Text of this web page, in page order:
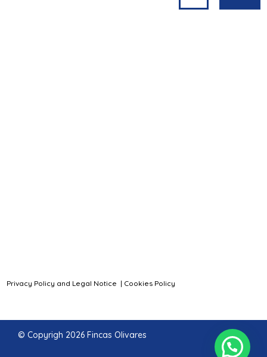
Privacy Policy and Legal Notice | Cookies Policy
© Copyrigh 2026 Fincas Olivares